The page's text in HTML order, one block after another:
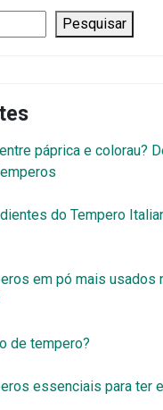
Pesquisar
páprica e colorau?
do Tempero
em pó mais usados
de tempero?
essenciais para ter